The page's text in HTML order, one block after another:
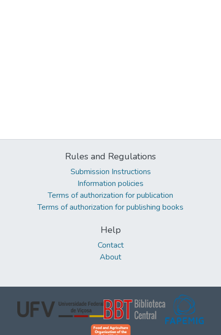
Rules and Regulations
Submission Instructions
Information policies
Terms of authorization for publication
Terms of authorization for publishing books
Help
Contact
About